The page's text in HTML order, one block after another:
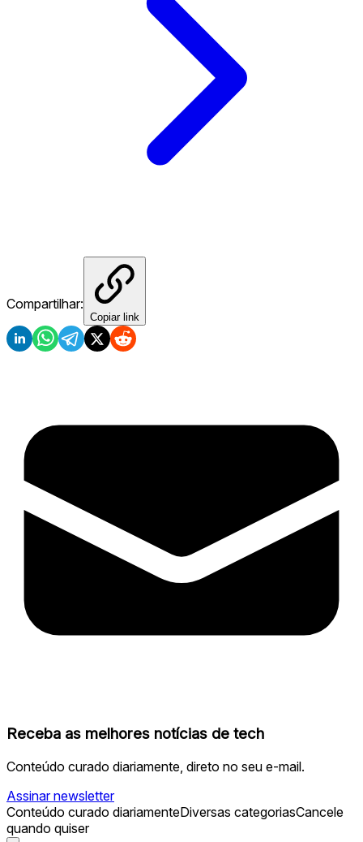
Compartilhar:
Copiar link
Receba as melhores notícias de tech
Conteúdo curado diariamente, direto no seu e-mail.
Assinar newsletter
Conteúdo curado diariamenteDiversas categoriasCancele
quando quiser